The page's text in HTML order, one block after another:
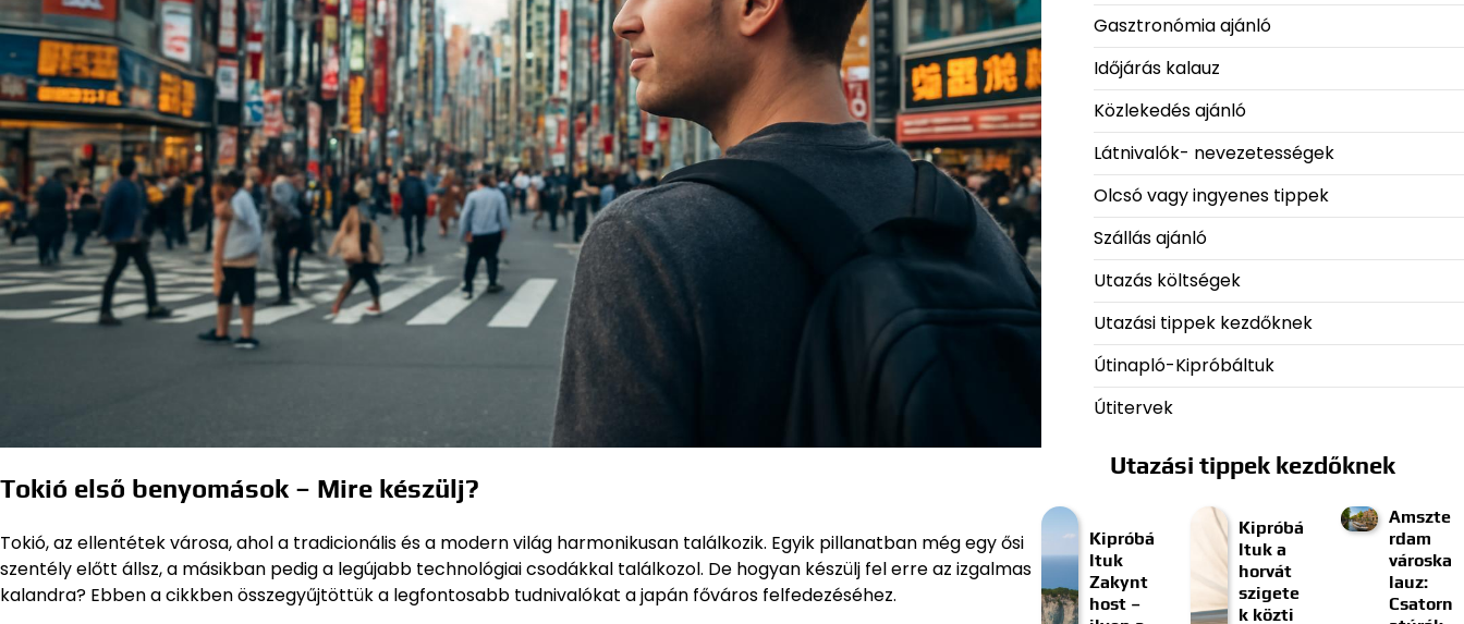
Tokió első benyomások – Mire készülj?
Tokió, az ellentétek városa, ahol a tradicionális és a modern világ harmonikusan találkozik. Egyik pillanatban még egy ősi
szentély előtt állsz, a másikban pedig a legújabb technológiai csodákkal találkozol. De hogyan készülj fel erre az izgalmas
kalandra? Ebben a cikkben összegyűjtöttük a legfontosabb tudnivalókat a japán főváros felfedezéséhez.
Gasztronómia ajánló
Időjárás kalauz
Közlekedés ajánló
Látnivalók- nevezetességek
Olcsó vagy ingyenes tippek
Szállás ajánló
Utazás költségek
Utazási tippek kezdőknek
Útinapló-Kipróbáltuk
Útitervek
Utazási tippek kezdőknek
Kipróbá
ltuk
Zakynt
host –
Kipróbá
ltuk a
horvát
szigete
k közti
Amszte
rdam
városka
lauz:
Csatorn